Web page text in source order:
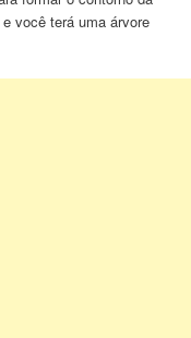
você terá uma árvore